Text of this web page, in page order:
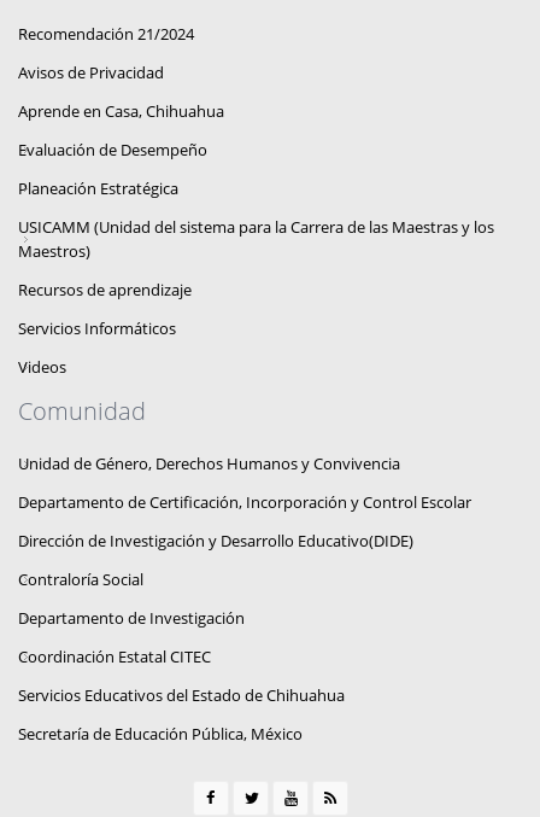
Recomendación 21/2024
Avisos de Privacidad
Aprende en Casa, Chihuahua
Evaluación de Desempeño
Planeación Estratégica
USICAMM (Unidad del sistema para la Carrera de las Maestras y los
Maestros)
Recursos de aprendizaje
Servicios Informáticos
Videos
Comunidad
Unidad de Género, Derechos Humanos y Convivencia
Departamento de Certificación, Incorporación y Control Escolar
Dirección de Investigación y Desarrollo Educativo(DIDE)
Contraloría Social
Departamento de Investigación
Coordinación Estatal CITEC
Servicios Educativos del Estado de Chihuahua
Secretaría de Educación Pública, México